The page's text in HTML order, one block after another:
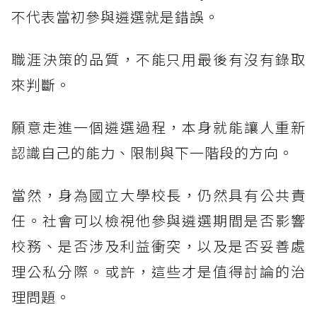
不代表當初參與遴選就是錯誤。
職涯決策的品質，不能只用最後有沒有錄取
來判斷。
願意走進一個遴選過程，本身就能讓人重新
認識自己的能力、限制與下一階段的方向。
當然，身為國立大學校長，仍然具有公共責
任。社會可以檢視他參與遴選期間是否影響
校務、是否涉及利益衝突，以及是否妥善處
理公私分際。或許，這些才是值得討論的治
理問題。